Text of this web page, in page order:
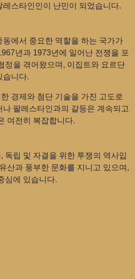
스타인인이 난민이 되었습니다.
동에서 중요한 역할을 하는 국가가
년과 1973년에 일어난 전쟁을 포
정을 겪어왔으며, 이집트와 요르단
습니다.
경제와 첨단 기술을 가진 고도로
팔레스타인과의 갈등은 계속되고
여전히 복잡합니다.
독립 및 자결을 위한 투쟁의 역사입
산과 풍부한 문화를 지니고 있으며,
심에 있습니다.